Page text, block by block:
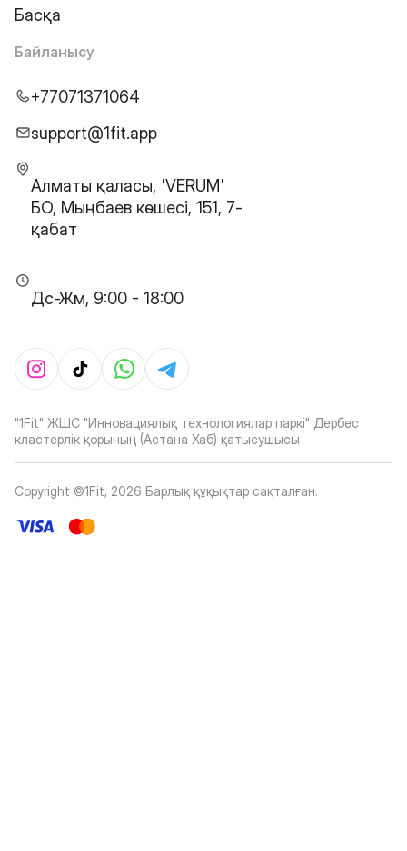
Басқа
Байланысу
+77071371064
support@1fit.app
Алматы қаласы, 'VERUM'
БО, Мыңбаев көшесі, 151, 7-
қабат
Дс-Жм, 9:00 - 18:00
"1Fit" ЖШС "Инновациялық технологиялар паркі" Дербес
кластерлік қорының (Астана Хаб) қатысушысы
Copyright ©1Fit, 2026 Барлық құқықтар сақталған.